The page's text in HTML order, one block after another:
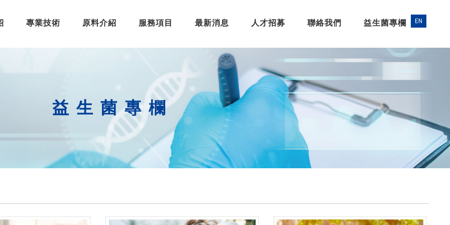
專業技術 原料介紹 服務項目 最新消息 人才招募 聯絡我們 益生菌專欄
益生菌專欄